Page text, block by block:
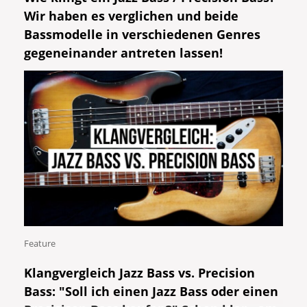
Feature
Wir haben es verglichen und beide
Bassmodelle in verschiedenen Genres
gegeneinander antreten lassen!
Klangvergleich Jazz Bass vs. Precision
Bass: "Soll ich einen Jazz Bass oder einen